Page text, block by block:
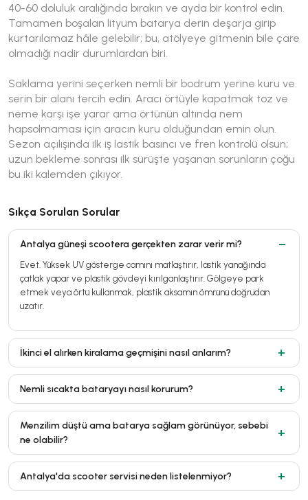
40-60 doluluk aralığında bırakın ve ayda bir kontrol edin.
Tamamen boşalan lityum batarya derin deşarja girip
kurtarılamaz hâle gelebilir; bu, atölyeye gitmenin bile çare
olmadığı nadir durumlardan biri.
Saklama yerini seçerken nemli bir bodrum yerine kuru ve
serin bir alanı tercih edin. Aracı örtüyle kapatmak toz ve
neme karşı işe yarar ama örtünün altında nem
hapsolmaması için aracın kuru olduğundan emin olun.
Sezon açılışında ilk iş lastik basıncı ve fren kontrolü olsun;
uzun bekleme sonrası ilk sürüşte yaşanan sorunların çoğu
bu iki kalemden çıkıyor.
Sıkça Sorulan Sorular
Antalya güneşi scootera gerçekten zarar verir mi?
Evet. Yüksek UV gösterge camını matlaştırır, lastik yanağında
çatlak yapar ve plastik gövdeyi kırılganlaştırır. Gölgeye park
etmek veya örtü kullanmak, plastik aksamın ömrünü doğrudan
uzatır.
İkinci el alırken kiralama geçmişini nasıl anlarım?
Nemli sıcakta bataryayı nasıl korurum?
Menzilim düştü ama batarya sağlam görünüyor, sebebi
ne olabilir?
Antalya'da scooter servisi neden listelenmiyor?